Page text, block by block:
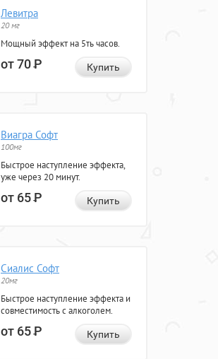
Левитра
20 мг
Мощный эффект на 5ть часов.
от 70Р Купить
Виагра Софт
100мг
Быстрое наступление эффекта,
уже через 20 минут.
от 65Р Купить
Сиалис Софт
20мг
Быстрое наступление эффекта и
совместимость с алкоголем.
от 65Р Купить